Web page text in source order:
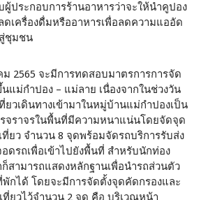
ประกอบการร้านอาหารว่าจะให้นำคูปอง
เครื่องดื่มหรืออาหารเพื่อลดความแออัด
ชุมชน
ม 2565 จะมีการทดสอบมาตรการการจัด
นแม่กำปอง – แม่ลาย เนื่องจากในช่วงวัน
ยวเดินทางเข้ามาในหมู่บ้านแม่กำปองเป็น
จราจรในพื้นที่มีความหนาแน่นโดยจัดจุด
ยว จำนวน 8 จุดพร้อมจัดรถบริการรับส่ง
ดรถเพื่อเข้าไปยังพื้นที่ สำหรับนักท่อง
สามารถแสดงหลักฐานเพื่อนำรถส่วนตัว
กได้ โดยจะมีการจัดตั้งจุดคัดกรองและ
ยวไว้จำนวน 2 จุด คือ บริเวณหน้า